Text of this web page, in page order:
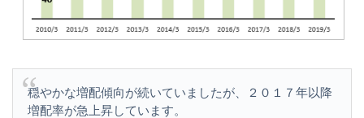
穏やかな増配傾向が続いていましたが、２０１７年以降
増配率が急上昇しています。